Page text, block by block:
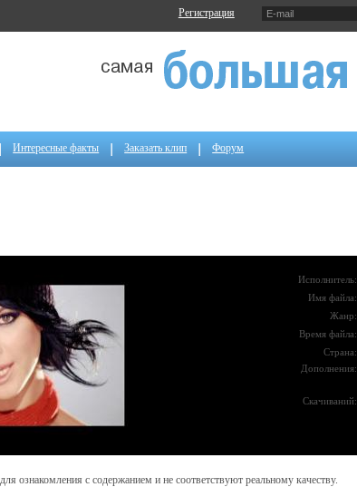
Регистрация
Интересные факты Заказать клип Форум
Исполнитель:
Имя файла:
Жанр:
Время файла:
Страна:
Дополнения:
Скачиваний:
ознакомления с содержанием и не соответствуют реальному качеству.